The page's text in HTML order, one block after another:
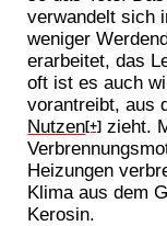
verwandelt sich
weniger
erarbeitet, das
oft ist es auch
vorantreibt, aus
Nutzen[+] zieht.
Heizungen
Klima aus dem
Kerosin.